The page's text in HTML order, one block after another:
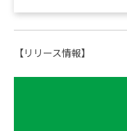
【リリース情報】